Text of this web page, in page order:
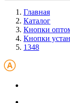
Главная
Каталог
Кнопки
Кнопки
1348